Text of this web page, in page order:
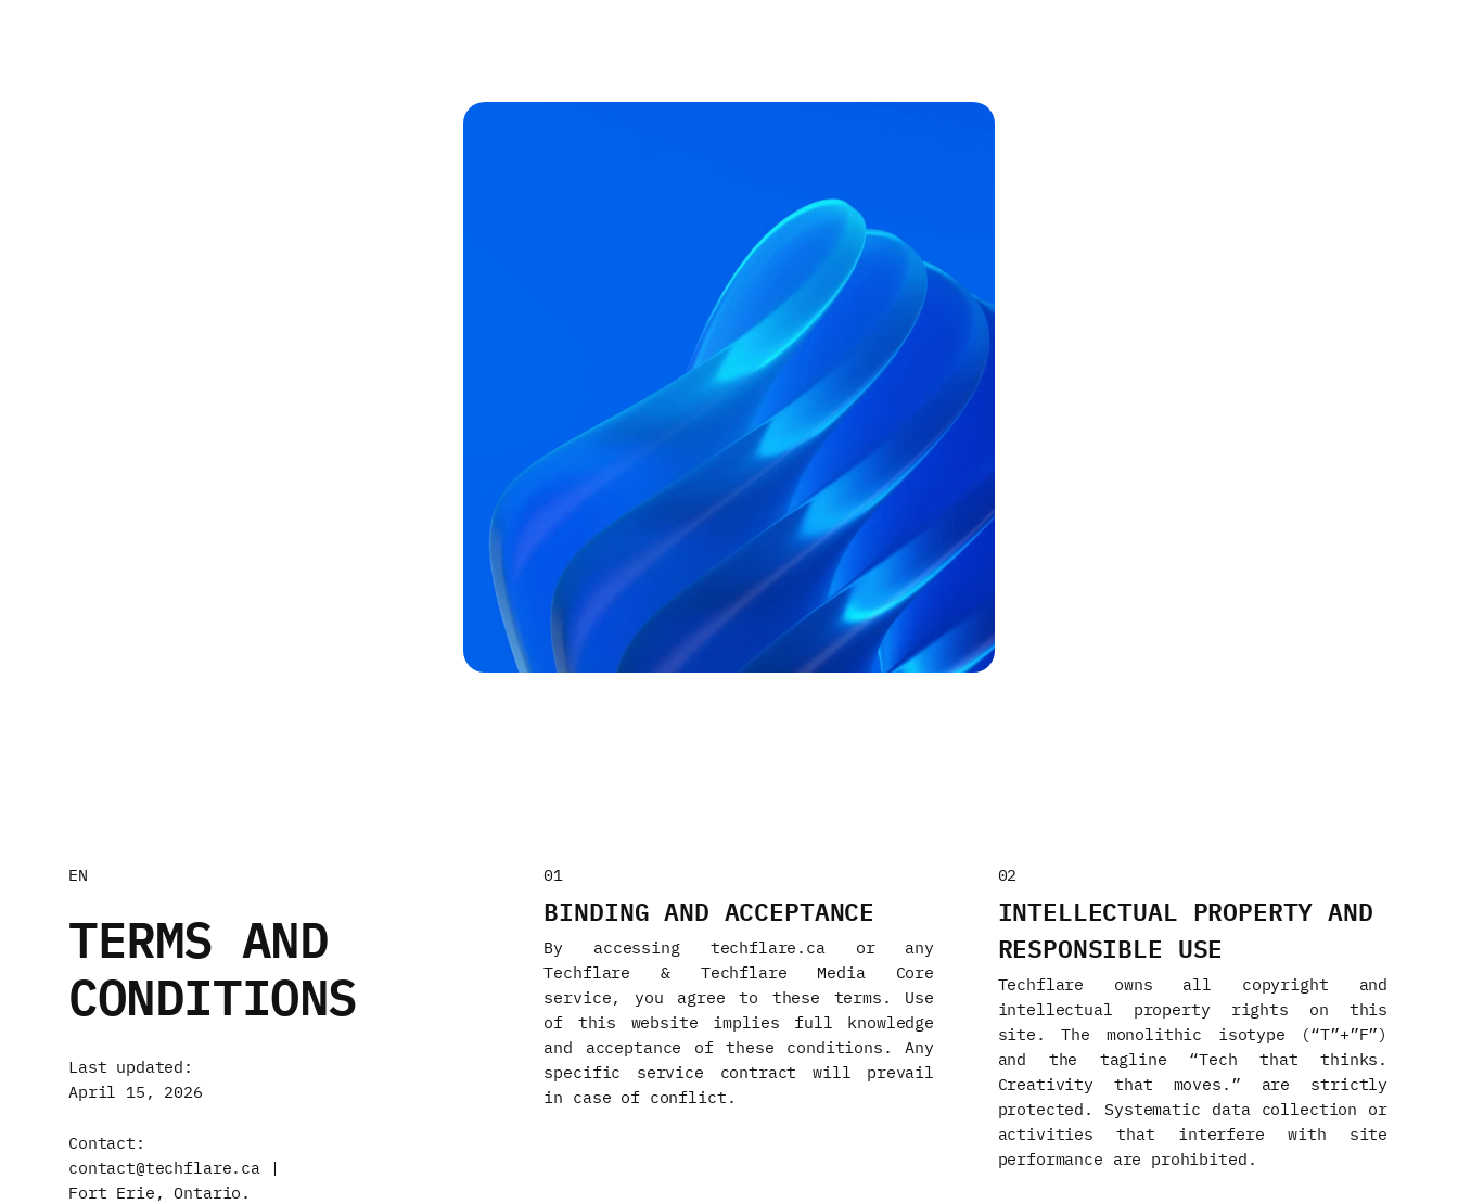
EN
TERMS AND
CONDITIONS
Last updated:
April 15, 2026
Contact:
contact@techflare.ca |
Fort Erie, Ontario.
01
BINDING AND ACCEPTANCE
By accessing techflare.ca or any
Techflare & Techflare Media Core
service, you agree to these terms. Use
of this website implies full knowledge
and acceptance of these conditions. Any
specific service contract will prevail
in case of conflict.
02
INTELLECTUAL PROPERTY AND
RESPONSIBLE USE
Techflare owns all copyright and
intellectual property rights on this
site. The monolithic isotype (“T”+”F”)
and the tagline “Tech that thinks.
Creativity that moves.” are strictly
protected. Systematic data collection or
activities that interfere with site
performance are prohibited.